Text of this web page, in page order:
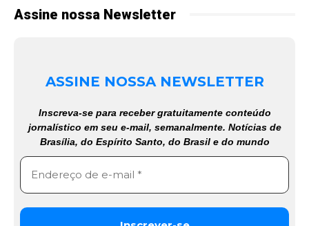
Assine nossa Newsletter
ASSINE NOSSA NEWSLETTER
Inscreva-se para receber gratuitamente conteúdo
jornalístico em seu e-mail, semanalmente. Notícias de
Brasília, do Espírito Santo, do Brasil e do mundo